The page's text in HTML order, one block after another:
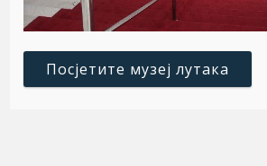
Посјетите музеј лутака